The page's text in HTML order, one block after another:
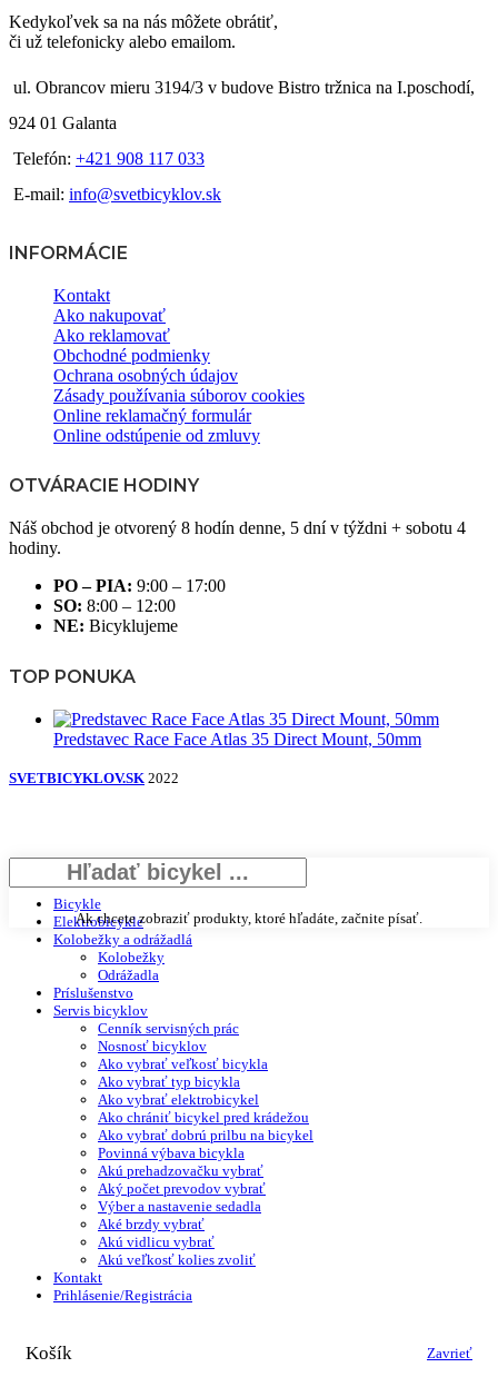
Kedykoľvek sa na nás môžete obrátiť,
či už telefonicky alebo emailom.
ul. Obrancov mieru 3194/3 v budove Bistro tržnica na I.poschodí,
924 01 Galanta
Telefón: +421 908 117 033
E-mail: info@svetbicyklov.sk
INFORMÁCIE
Kontakt
Ako nakupovať
Ako reklamovať
Obchodné podmienky
Ochrana osobných údajov
Zásady používania súborov cookies
Online reklamačný formulár
Online odstúpenie od zmluvy
OTVÁRACIE HODINY
Náš obchod je otvorený 8 hodín denne, 5 dní v týždni + sobotu 4
hodiny.
PO – PIA: 9:00 – 17:00
SO: 8:00 – 12:00
NE: Bicyklujeme
TOP PONUKA
Predstavec Race Face Atlas 35 Direct Mount, 50mm
SVETBICYKLOV.SK 2022
Ak chcete zobraziť produkty, ktoré hľadáte, začnite písať.
Bicykle
Elektrobicykle
Kolobežky a odrážadlá
Kolobežky
Odrážadla
Príslušenstvo
Servis bicyklov
Cenník servisných prác
Nosnosť bicyklov
Ako vybrať veľkosť bicykla
Ako vybrať typ bicykla
Ako vybrať elektrobicykel
Ako chrániť bicykel pred krádežou
Ako vybrať dobrú prilbu na bicykel
Povinná výbava bicykla
Akú prehadzovačku vybrať
Aký počet prevodov vybrať
Výber a nastavenie sedadla
Aké brzdy vybrať
Akú vidlicu vybrať
Akú veľkosť kolies zvoliť
Kontakt
Prihlásenie/Registrácia
Košík Zavrieť